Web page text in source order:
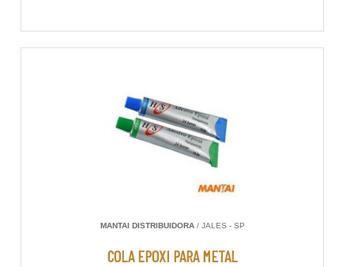
MANTAI DISTRIBUIDORA/ JALES - SP
COLA EPOXI PARA METAL